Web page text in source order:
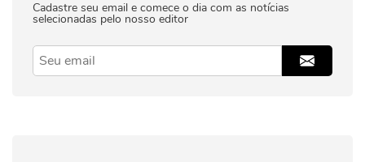
Cadastre seu email e comece o dia com as notícias
selecionadas pelo nosso editor